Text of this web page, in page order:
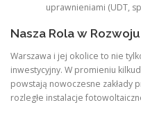
uprawnieniami (UDT,
Nasza Rola w
Warszawa i jej okolice to nie
inwestycyjny. W promieniu
powstają nowoczesne zakłady
rozległe instalacje